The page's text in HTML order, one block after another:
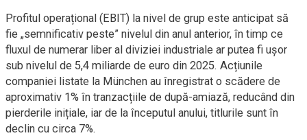
Profitul operațional (EBIT) la nivel de grup este anticipat să
fie „semnificativ peste” nivelul din anul anterior, în timp ce
fluxul de numerar liber al diviziei industriale ar putea fi ușor
sub nivelul de 5,4 miliarde de euro din 2025. Acțiunile
companiei listate la München au înregistrat o scădere de
aproximativ 1% în tranzacțiile de după-amiază, reducând din
pierderile inițiale, iar de la începutul anului, titlurile sunt în
declin cu circa 7%.